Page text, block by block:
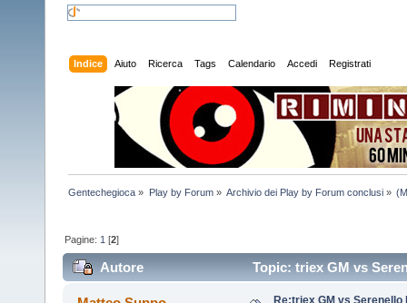
Indice Aiuto Ricerca Tags Calendario Accedi Registrati
Gentechegioca » Play by Forum» Archivio dei Play by Forum conclusi»
Pagine: 1 [2]
Autore Topic: triex GM vs